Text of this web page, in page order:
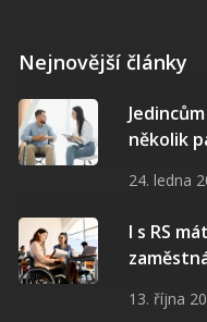
Nejnovější články
několik
24. ledna
I s RS
13. října